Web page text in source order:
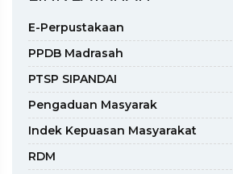
E-Perpustakaan
PPDB Madrasah
PTSP SIPANDAI
Pengaduan Masyarak
Indek Kepuasan Masyarakat
RDM